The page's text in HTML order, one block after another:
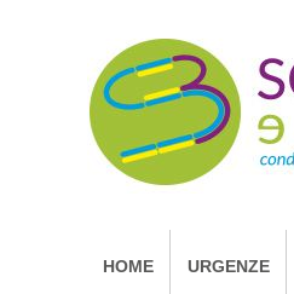
HOME URGENZE